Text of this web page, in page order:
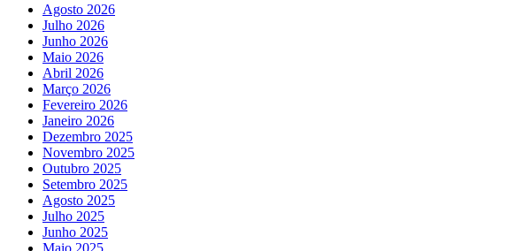
Agosto 2026
Julho 2026
Junho 2026
Maio 2026
Abril 2026
Março 2026
Fevereiro 2026
Janeiro 2026
Dezembro 2025
Novembro 2025
Outubro 2025
Setembro 2025
Agosto 2025
Julho 2025
Junho 2025
Maio 2025